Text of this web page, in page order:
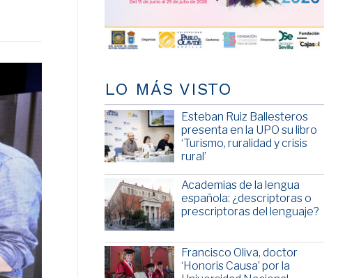
LO MÁS VISTO
Esteban Ruiz Ballesteros
presenta en la UPO su libro
‘Turismo, ruralidad y crisis
rural’
Academias de la lengua
española: ¿descriptoras o
prescriptoras del lenguaje?
Francisco Oliva, doctor
‘Honoris Causa’ por la